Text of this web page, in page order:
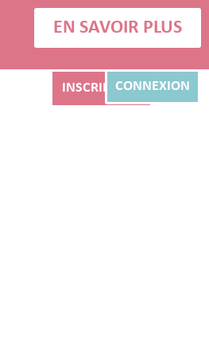
EN SAVOIR PLUS
INSCRIPTIONCONNEXION